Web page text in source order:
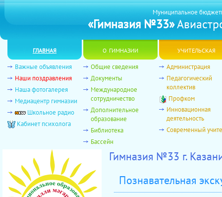
Муниципальное
«Гимназия №33»
главная о гимназии учительская
Важные объявления
Наши поздравления
Наша фотогалерея
Медиацентр гимназии
Школьное радио
Кабинет психолога
Общие сведения
Документы
Международное
сотрудничество
Дополнительное
образование
Библиотека
Бассейн
Администрация
Педагогический
коллектив
Профком
Инновационная
деятельность
Современный
Гимназия №33 г.
Познавательная